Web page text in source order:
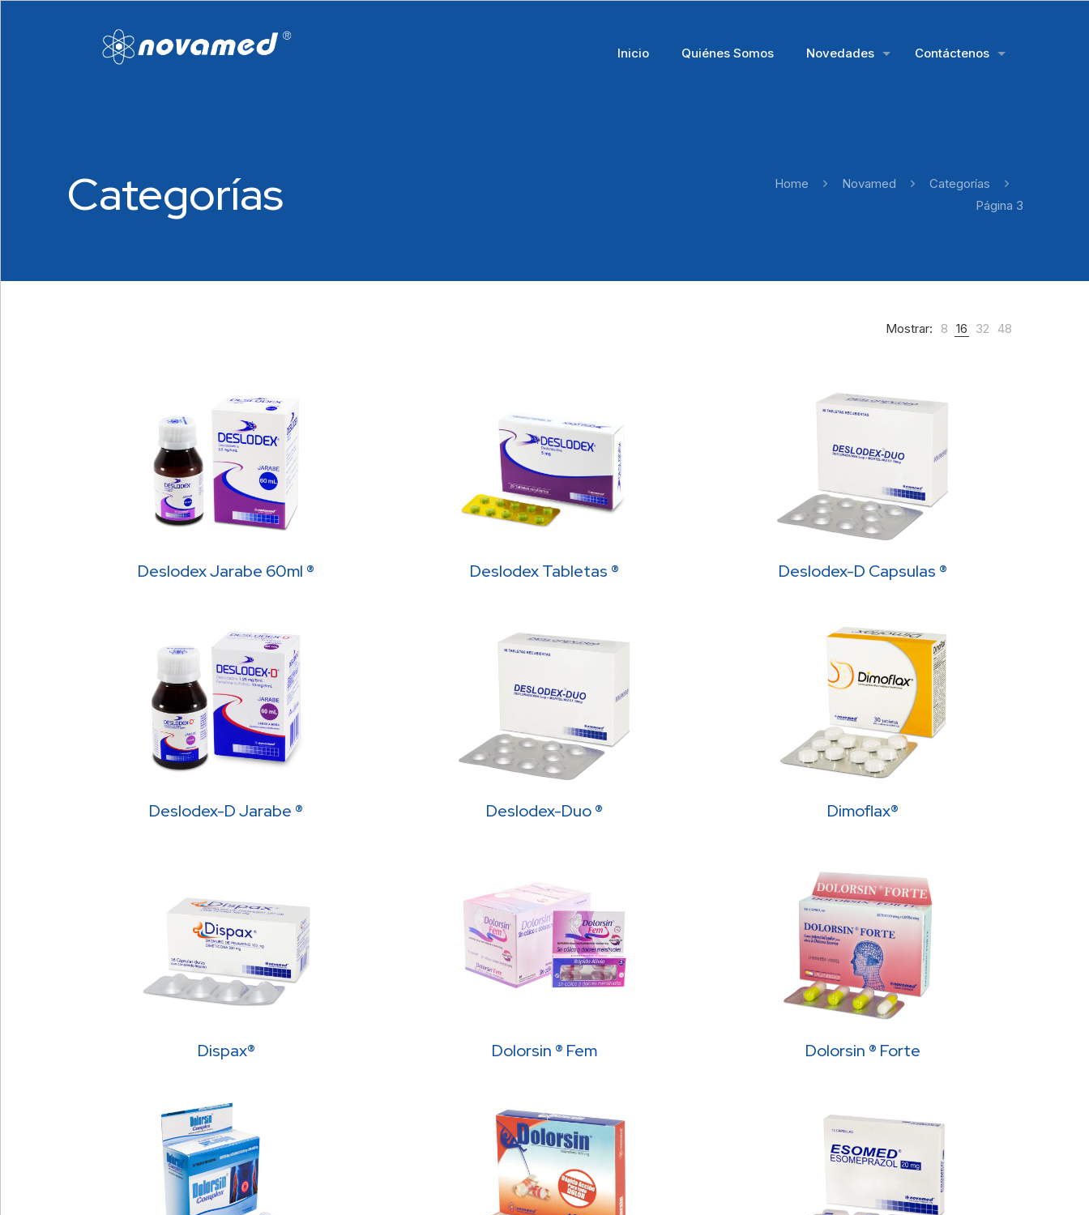
Inicio Quiénes Somos Novedades Contáctenos
Categorías Home Novamed
Categorías
Página 3
Mostrar: 8 16 32 48
Deslodex Jarabe 60ml ® Deslodex Tabletas ® Deslodex-D Capsulas ®
Deslodex-D Jarabe ® Deslodex-Duo ® Dimoflax®
Dispax® Dolorsin ® Fem Dolorsin ® Forte